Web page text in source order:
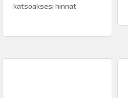
katsoaksesi hinnat